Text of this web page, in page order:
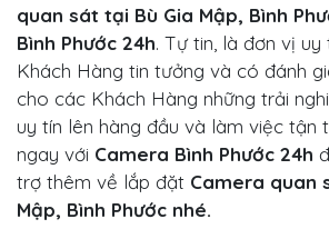
quan sát tại Bù Gia Mập, Bình
Bình Phước 24h. Tự tin, là đơn vị
Khách Hàng tin tưởng và có đánh
cho các Khách Hàng những trải
uy tín lên hàng đầu và làm việc tận
ngay với Camera Bình Phước 24h
trợ thêm về lắp đặt Camera quan
Mập, Bình Phước nhé.